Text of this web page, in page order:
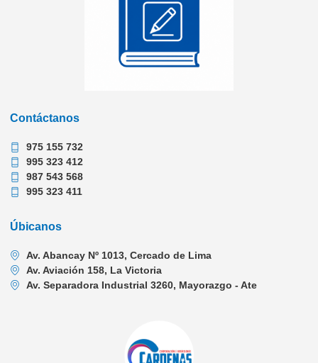
Contáctanos
975 155 732
995 323 412
987 543 568
995 323 411
Úbicanos
Av. Abancay Nº 1013, Cercado de Lima
Av. Aviación 158, La Victoria
Av. Separadora Industrial 3260, Mayorazgo - Ate